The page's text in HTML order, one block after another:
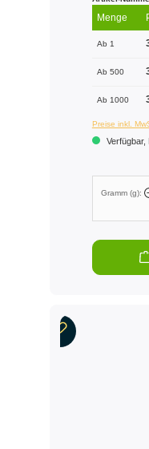
Menge
Ab 1
Ab 500
Ab 1000
Preise inkl.
Gramm (g):